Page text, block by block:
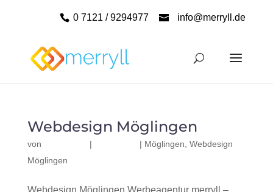
0 7121 / 9294977 info@merryll.de
Webdesign Möglingen
von | | Möglingen Webdesign
Möglingen
Webdesign Möglingen Werbeagentur merryll –